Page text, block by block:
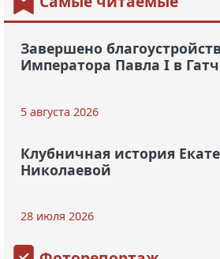
Завершено
Императора Павла I в
5 августа 2026
Клубничная история
Николаевой
28 июля 2026